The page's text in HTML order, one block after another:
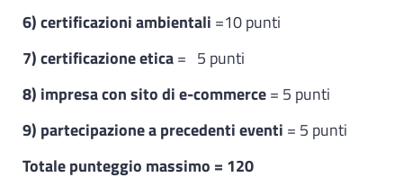
6) certificazioni ambientali =10 punti
7) certificazione etica= 5 punti
8) impresa con sito di e-commerce= 5 punti
9) partecipazione a precedenti eventi = 5 punti
Totale punteggio massimo = 120